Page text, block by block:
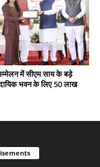
में सीएम साय के बड़े
भवन के लिए 50 लाख